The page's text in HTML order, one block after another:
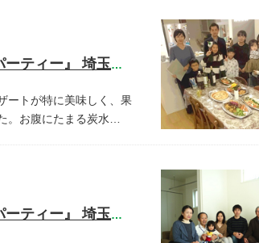
開催しました! 『新築お披露目パーティー』 埼玉県さいたま市 F様宅
ートが特に美味しく、果
。お腹にたまる炭水…
開催しました! 『新築お披露目パーティー』 埼玉県三郷市 I様宅